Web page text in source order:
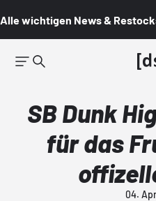
Alle wichtigen News &
SB Dunk
für das
04.